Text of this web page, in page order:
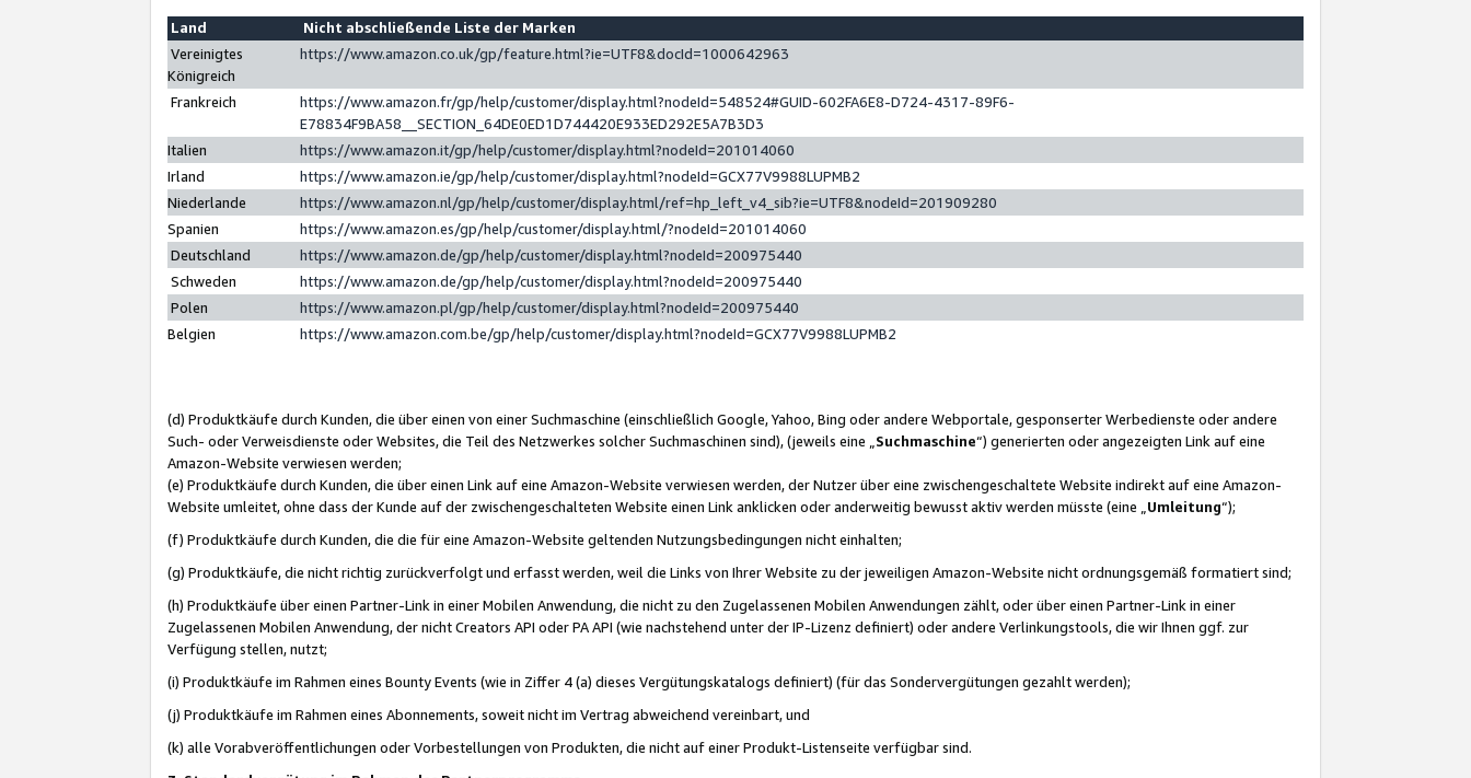
Land
Nicht abschließende Liste der Marken
Vereinigtes
Königreich
https://www.amazon.co.uk/gp/feature.html?ie=UTF8&docId=1000642963
Frankreich
https://www.amazon.fr/gp/help/customer/display.html?nodeId=548524#GUID-602FA6E8-D724-4317-89F6-
E78834F9BA58__SECTION_64DE0ED1D744420E933ED292E5A7B3D3
Italien
https://www.amazon.it/gp/help/customer/display.html?nodeId=201014060
Irland
https://www.amazon.ie/gp/help/customer/display.html?nodeId=GCX77V9988LUPMB2
Niederlande
https://www.amazon.nl/gp/help/customer/display.html/ref=hp_left_v4_sib?ie=UTF8&nodeId=201909280
Spanien
https://www.amazon.es/gp/help/customer/display.html/?nodeId=201014060
Deutschland
https://www.amazon.de/gp/help/customer/display.html?nodeId=200975440
Schweden
https://www.amazon.de/gp/help/customer/display.html?nodeId=200975440
Polen
https://www.amazon.pl/gp/help/customer/display.html?nodeId=200975440
Belgien
https://www.amazon.com.be/gp/help/customer/display.html?nodeId=GCX77V9988LUPMB2
(d) Produktkäufe durch Kunden, die über einen von einer Suchmaschine (einschließlich Google, Yahoo, Bing oder andere Webportale, gesponserter Werbedienste oder andere
Such- oder Verweisdienste oder Websites, die Teil des Netzwerkes solcher Suchmaschinen sind), (jeweils eine „ Suchmaschine“) generierten oder angezeigten Link auf eine
Amazon-Website verwiesen werden;
(e) Produktkäufe durch Kunden, die über einen Link auf eine Amazon-Website verwiesen werden, der Nutzer über eine zwischengeschaltete Website indirekt auf eine Amazon-
Website umleitet, ohne dass der Kunde auf der zwischengeschalteten Website einen Link anklicken oder anderweitig bewusst aktiv werden müsste (eine „ Umleitung“);
(f) Produktkäufe durch Kunden, die die für eine Amazon-Website geltenden Nutzungsbedingungen nicht einhalten;
(g) Produktkäufe, die nicht richtig zurückverfolgt und erfasst werden, weil die Links von Ihrer Website zu der jeweiligen Amazon-Website nicht ordnungsgemäß formatiert sind;
(h) Produktkäufe über einen Partner-Link in einer Mobilen Anwendung, die nicht zu den Zugelassenen Mobilen Anwendungen zählt, oder über einen Partner-Link in einer
Zugelassenen Mobilen Anwendung, der nicht Creators API oder PA API (wie nachstehend unter der IP-Lizenz definiert) oder andere Verlinkungstools, die wir Ihnen ggf. zur
Verfügung stellen, nutzt;
(i) Produktkäufe im Rahmen eines Bounty Events (wie in Ziffer 4 (a) dieses Vergütungskatalogs definiert) (für das Sondervergütungen gezahlt werden);
(j) Produktkäufe im Rahmen eines Abonnements, soweit nicht im Vertrag abweichend vereinbart, und
(k) alle Vorabveröffentlichungen oder Vorbestellungen von Produkten, die nicht auf einer Produkt-Listenseite verfügbar sind.